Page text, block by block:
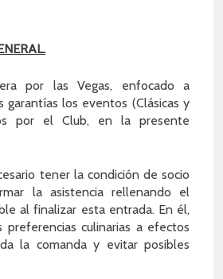
por las Vegas, enfocado a
garantías los eventos (Clásicas y
por el Club, en la presente
tener la condición de socio
la asistencia rellenando el
al finalizar esta entrada. En él,
preferencias culinarias a efectos
la comanda y evitar posibles